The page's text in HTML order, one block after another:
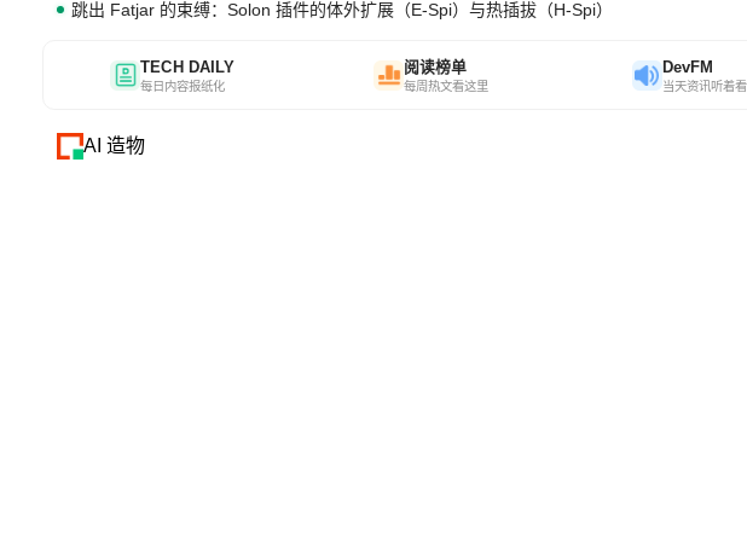
跳出 Fatjar 的束缚：Solon 插件的体外扩展（E-Spi）与热插拔（H-Spi）
TECH DAILY
每日内容报纸化
阅读榜单
每周热文看这里
DevFM
当天资讯听着看
AI 造物